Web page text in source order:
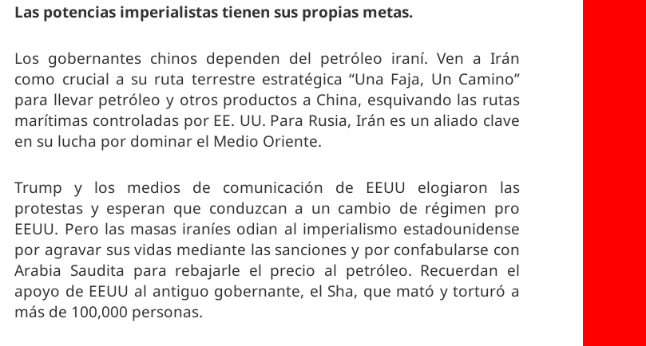
Las potencias imperialistas tienen sus propias metas.
Los gobernantes chinos dependen del petróleo iraní. Ven a Irán
como crucial a su ruta terrestre estratégica “Una Faja, Un Camino”
para llevar petróleo y otros productos a China, esquivando las rutas
marítimas controladas por EE. UU. Para Rusia, Irán es un aliado clave
en su lucha por dominar el Medio Oriente.
Trump y los medios de comunicación de EEUU elogiaron las
protestas y esperan que conduzcan a un cambio de régimen pro
EEUU. Pero las masas iraníes odian al imperialismo estadounidense
por agravar sus vidas mediante las sanciones y por confabularse con
Arabia Saudita para rebajarle el precio al petróleo. Recuerdan el
apoyo de EEUU al antiguo gobernante, el Sha, que mató y torturó a
más de 100,000 personas.